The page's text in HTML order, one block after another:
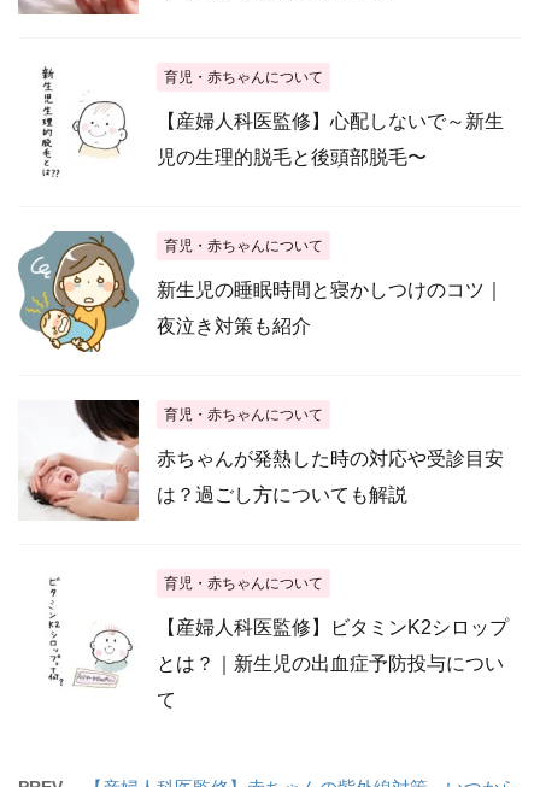
育児・赤ちゃんについて
【産婦人科医監修】心配しないで～新生
児の生理的脱毛と後頭部脱毛〜
育児・赤ちゃんについて
新生児の睡眠時間と寝かしつけのコツ｜
夜泣き対策も紹介
育児・赤ちゃんについて
赤ちゃんが発熱した時の対応や受診目安
は？過ごし方についても解説
育児・赤ちゃんについて
【産婦人科医監修】ビタミンK2シロップ
とは？｜新生児の出血症予防投与につい
て